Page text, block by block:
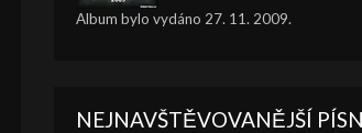
Album bylo vydáno 27. 11. 2009.
NEJNAVŠTĚVOVANĚJŠÍ